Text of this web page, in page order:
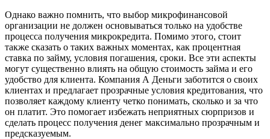
Однако важно помнить, что выбор микрофинансовой
организации не должен основываться только на удобстве
процесса получения микрокредита. Помимо этого, стоит
также сказать о таких важных моментах, как процентная
ставка по займу, условия погашения, сроки. Все эти аспекты
могут существенно влиять на общую стоимость займа и его
удобство для клиента. Компания А Деньги заботится о своих
клиентах и предлагает прозрачные условия кредитования, что
позволяет каждому клиенту четко понимать, сколько и за что
он платит. Это помогает избежать неприятных сюрпризов и
сделать процесс получения денег максимально прозрачным и
предсказуемым.